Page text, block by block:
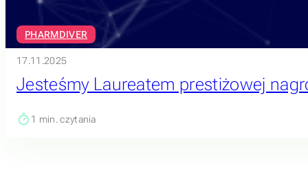
PHARMDIVER
17.11.2025
Jesteśmy Laureatem prestiżowej
1 min. czytania